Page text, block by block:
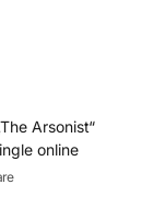
Arsonist“
online